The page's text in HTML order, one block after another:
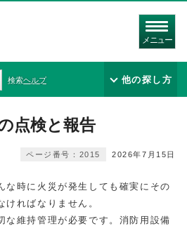
メニュー
検索ヘルプ 他の探し方
点検と報告
2026年7月15日
ページ番号：2015
な時に火災が発生しても確実にその
ればなりません。
な維持管理が必要です。消防用設備